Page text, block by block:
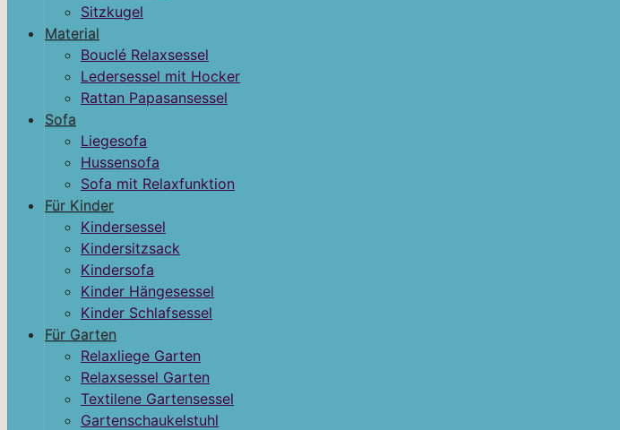
Sitzkugel
Material
Bouclé Relaxsessel
Ledersessel mit Hocker
Rattan Papasansessel
Sofa
Liegesofa
Hussensofa
Sofa mit Relaxfunktion
Für Kinder
Kindersessel
Kindersitzsack
Kindersofa
Kinder Hängesessel
Kinder Schlafsessel
Für Garten
Relaxliege Garten
Relaxsessel Garten
Textilene Gartensessel
Gartenschaukelstuhl